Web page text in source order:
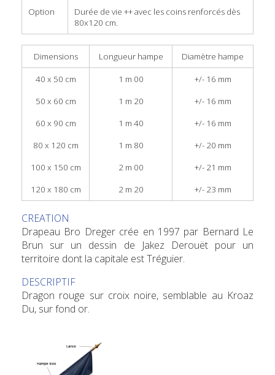
Option
Durée de vie ++ avec les coins renforcés dès
80x120 cm.
Dimensions Longueur hampe Diamètre hampe
40 x 50 cm 1 m 00
+/- 16 mm
50 x 60 cm
1 m 20
+/- 16 mm
60 x 90 cm
1 m 40
+/- 16 mm
80 x 120 cm
1 m 80
+/- 20 mm
100 x 150 cm
2 m 00
+/- 21 mm
120 x 180 cm
2 m 20 +/- 23 mm
CREATION
Drapeau Bro Dreger crée en 1997 par Bernard Le
Brun sur un dessin de Jakez Derouët pour un
territoire dont la capitale est Tréguier.
DESCRIPTIF
Dragon rouge sur croix noire, semblable au Kroaz
Du, sur fond or.